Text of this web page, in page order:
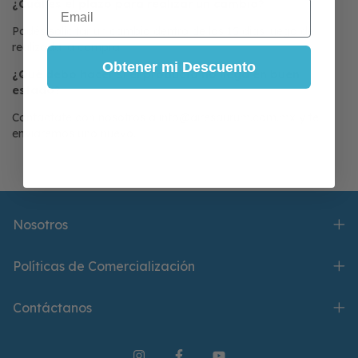
¿Cuál es el plazo para realizar un cambio?
Podés solicitar un cambio dentro de los 15 días luego de
realizada la compra.
¿Qué debo hacer si el producto no llega en buen
estado?
Contactate con nosotros a
enviaremos uno nuevo.
Nosotros
Políticas de Comercialización
Contáctanos
Email
Obtener mi Descuento